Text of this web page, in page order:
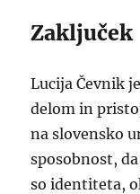
Zaključek
Lucija Čevnik
delom in
na slovensko
sposobnost,
so identiteta,